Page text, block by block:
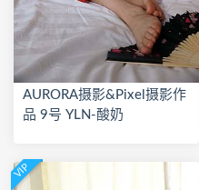
AURORA摄影&Pixel摄影作
品 9号 YLN-酸奶
VIP